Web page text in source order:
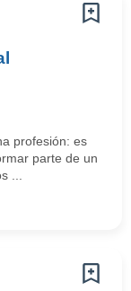
profesión: es
parte de un
...